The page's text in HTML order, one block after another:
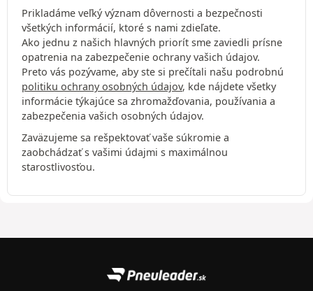
Prikladáme veľký význam dôvernosti a bezpečnosti
všetkých informácií, ktoré s nami zdieľate.
Ako jednu z našich hlavných priorít sme zaviedli prísne
opatrenia na zabezpečenie ochrany vašich údajov.
Preto vás pozývame, aby ste si prečítali našu podrobnú
politiku ochrany osobných údajov, kde nájdete všetky
informácie týkajúce sa zhromažďovania, používania a
zabezpečenia vašich osobných údajov.
Zaväzujeme sa rešpektovať vaše súkromie a
zaobchádzať s vašimi údajmi s maximálnou
starostlivosťou.